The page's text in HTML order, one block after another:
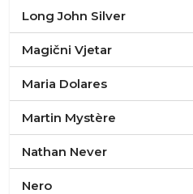
Long John Silver
Magični Vjetar
Maria Dolares
Martin Mystère
Nathan Never
Nero